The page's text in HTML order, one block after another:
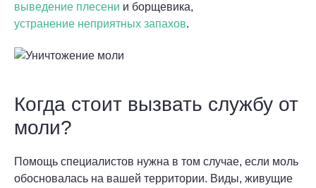
выведение плесени и борщевика,
устранение неприятных запахов.
Когда стоит вызвать службу от
моли?
Помощь специалистов нужна в том случае, если моль
обосновалась на вашей территории. Виды, живущие